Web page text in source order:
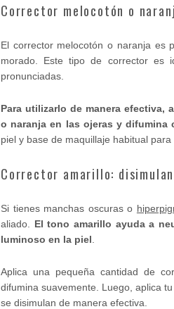
Corrector melocotón o
El corrector melocotón o naranja es
morado. Este tipo de corrector es
pronunciadas.
Para utilizarlo de manera efectiva,
o naranja en las ojeras y difumina
piel y base de maquillaje habitual para
Corrector amarillo:
Si tienes manchas oscuras o
aliado. El tono amarillo ayuda a
luminoso en la piel
Aplica una pequeña cantidad de
difumina suavemente. Luego, aplica
se disimulan de manera efectiva.